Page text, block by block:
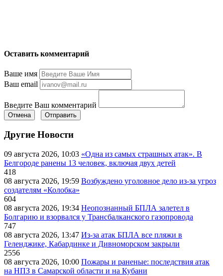
Оставить комментарий
Ваше имя
Ваш email
Введите Ваш комментарий
Отмена Отправить
Другие Новости
09 августа 2026, 10:03 «Одна из самых страшных атак». В
Белгороде ранены 13 человек, включая двух детей
418
08 августа 2026, 19:59 Возбуждено уголовное дело из-за угроз
создателям «Колобка»
604
08 августа 2026, 19:34 Неопознанный БПЛА залетел в
Болгарию и взорвался у Трансбалканского газопровода
747
08 августа 2026, 13:47 Из-за атак БПЛА все пляжи в
Геленджике, Кабардинке и Дивноморском закрыли
2556
08 августа 2026, 10:00 Пожары и раненые: последствия атак
на НПЗ в Самарской области и на Кубани